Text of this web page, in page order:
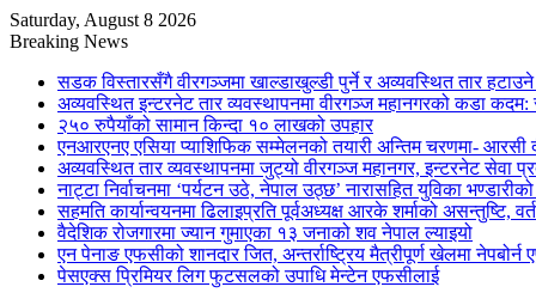
Saturday, August 8 2026
Breaking News
सडक विस्तारसँगै वीरगञ्जमा खाल्डाखुल्डी पुर्ने र अव्यवस्थित तार
अव्यवस्थित इन्टरनेट तार व्यवस्थापनमा वीरगञ्ज महानगरको कडा
२५० रुपैयाँको सामान किन्दा १० लाखको उपहार
एनआरएनए एसिया प्याशिफिक सम्मेलनको तयारी अन्तिम चरणमा-
अव्यवस्थित तार व्यवस्थापनमा जुट्यो वीरगञ्ज महानगर, इन्टरनेट सेवा
नाट्टा निर्वाचनमा ‘पर्यटन उठे, नेपाल उठ्छ’ नारासहित युविका
सहमति कार्यान्वयनमा ढिलाइप्रति पूर्वअध्यक्ष आरके शर्माको असन्तुष्टि,
वैदेशिक रोजगारमा ज्यान गुमाएका १३ जनाको शव नेपाल ल्याइयो
एन पेनाङ एफसीको शानदार जित, अन्तर्राष्ट्रिय मैत्रीपूर्ण खेलमा
पेसएक्स प्रिमियर लिग फुटसलको उपाधि मेन्टेन एफसीलाई